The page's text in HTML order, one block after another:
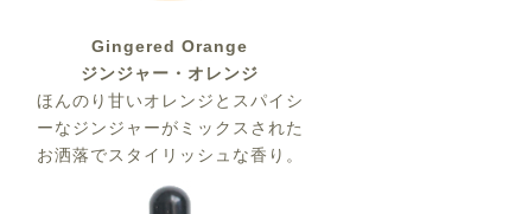
Gingered Orange
ジンジャー・オレンジ
ほんのり甘いオレンジとスパイシ
ーなジンジャーがミックスされた
お洒落でスタイリッシュな香り。